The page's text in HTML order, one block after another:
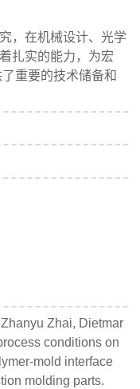
，在机械设计、光学
扎实的能力，为宏
重要的技术储备和
Zhai, Dietmar
conditions on
mold interface
molding parts.